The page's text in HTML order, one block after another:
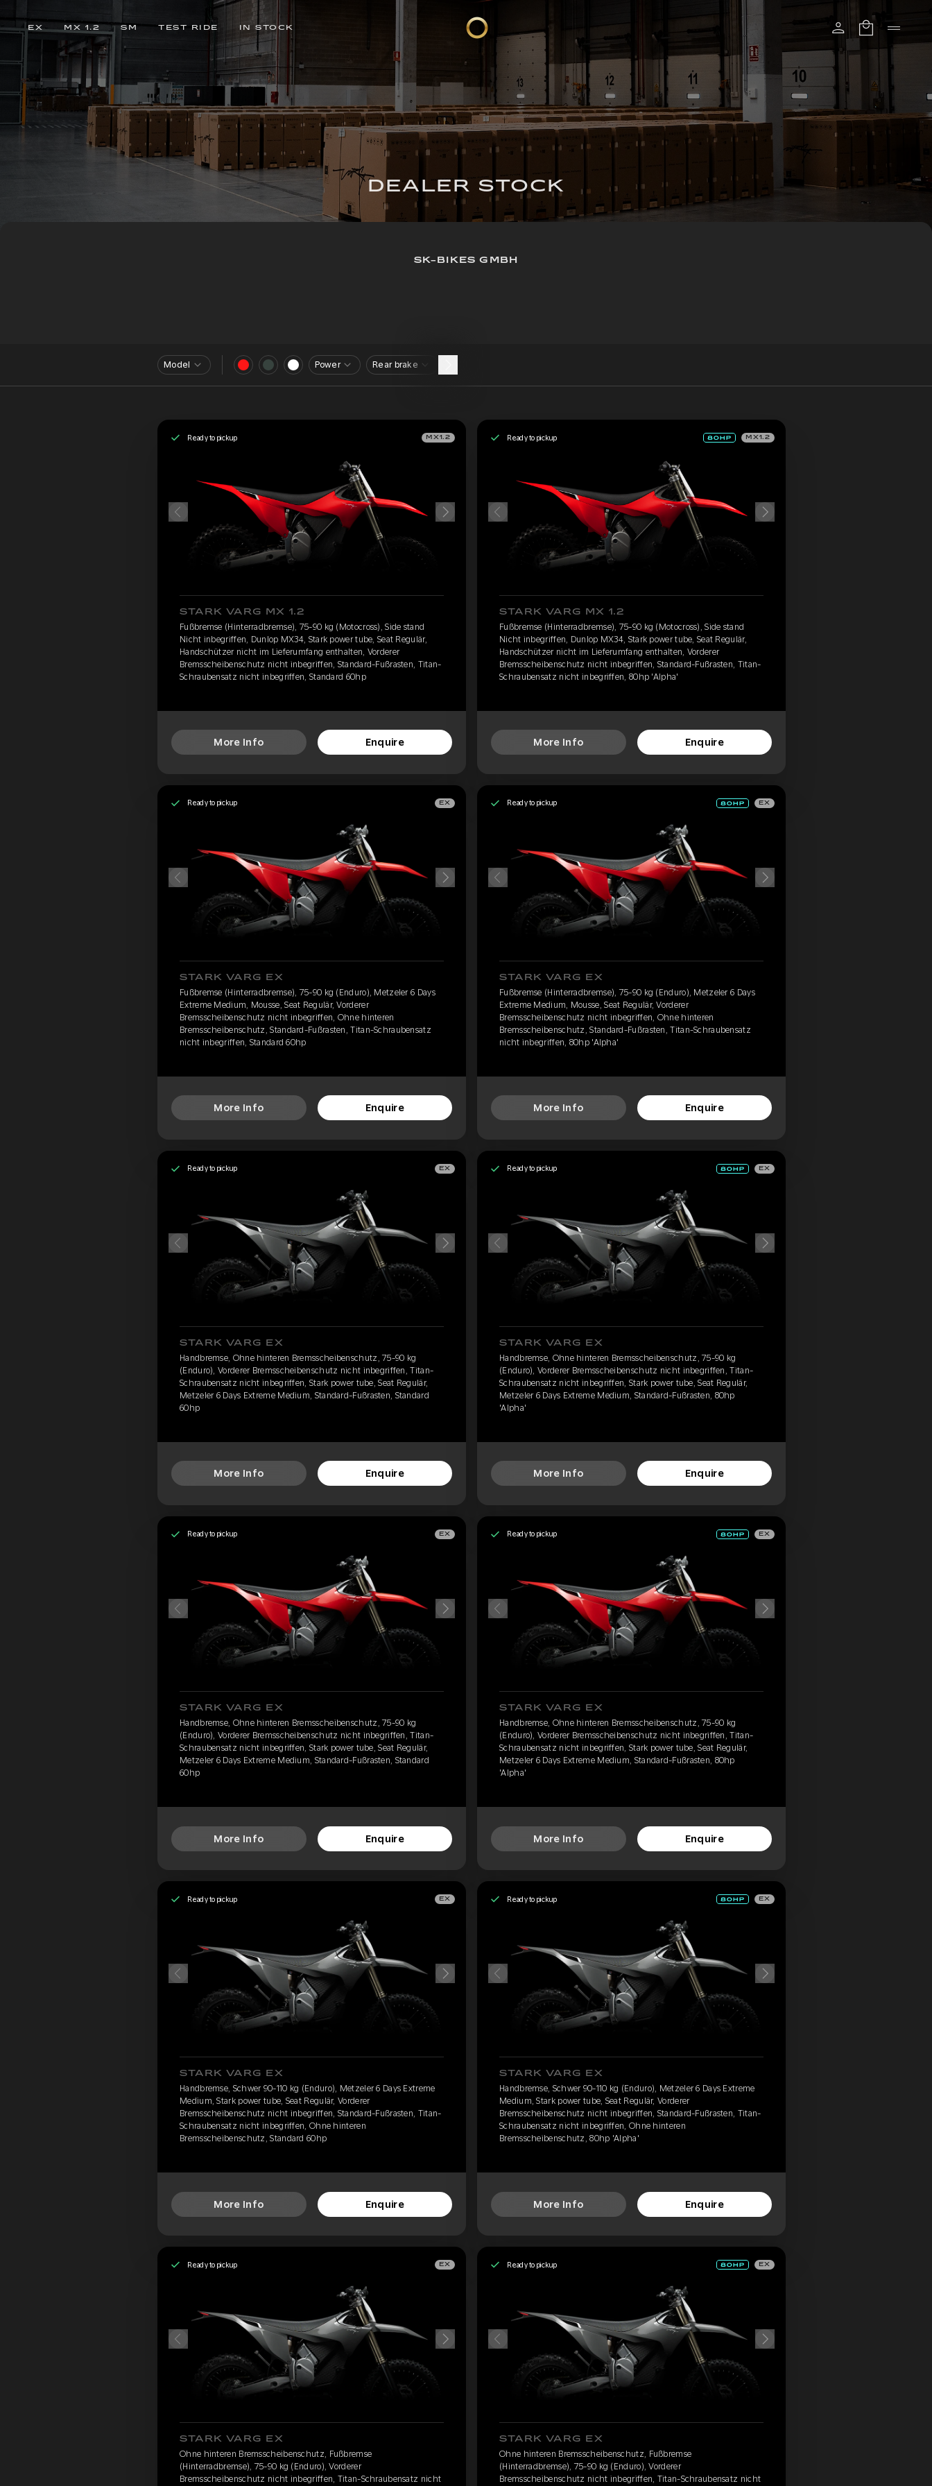
EX MX 1.2 SM TEST RIDE IN STOCK
DEALER STOCK
SK-BIKES GMBH
Model Power Rear brake
Ready to pickup MX1.2
STARK VARG MX 1.2
Fußbremse (Hinterradbremse), 75-90 kg (Motocross), Side stand
Nicht inbegriffen, Dunlop MX34, Stark power tube, Seat Regulär,
Handschützer nicht im Lieferumfang enthalten, Vorderer
Bremsscheibenschutz nicht inbegriffen, Standard-Fußrasten, Titan-
Schraubensatz nicht inbegriffen, Standard 60hp
More Info Enquire
Ready to pickup MX1.2
STARK VARG MX 1.2
Fußbremse (Hinterradbremse), 75-90 kg (Motocross), Side stand
Nicht inbegriffen, Dunlop MX34, Stark power tube, Seat Regulär,
Handschützer nicht im Lieferumfang enthalten, Vorderer
Bremsscheibenschutz nicht inbegriffen, Standard-Fußrasten, Titan-
Schraubensatz nicht inbegriffen, 80hp 'Alpha'
More Info Enquire
Ready to pickup EX
STARK VARG EX
Fußbremse (Hinterradbremse), 75-90 kg (Enduro), Metzeler 6 Days
Extreme Medium, Mousse, Seat Regulär, Vorderer
Bremsscheibenschutz nicht inbegriffen, Ohne hinteren
Bremsscheibenschutz, Standard-Fußrasten, Titan-Schraubensatz
nicht inbegriffen, Standard 60hp
More Info Enquire
Ready to pickup EX
STARK VARG EX
Fußbremse (Hinterradbremse), 75-90 kg (Enduro), Metzeler 6 Days
Extreme Medium, Mousse, Seat Regulär, Vorderer
Bremsscheibenschutz nicht inbegriffen, Ohne hinteren
Bremsscheibenschutz, Standard-Fußrasten, Titan-Schraubensatz
nicht inbegriffen, 80hp 'Alpha'
More Info Enquire
Ready to pickup EX
STARK VARG EX
Handbremse, Ohne hinteren Bremsscheibenschutz, 75-90 kg
(Enduro), Vorderer Bremsscheibenschutz nicht inbegriffen, Titan-
Schraubensatz nicht inbegriffen, Stark power tube, Seat Regulär,
Metzeler 6 Days Extreme Medium, Standard-Fußrasten, Standard
60hp
More Info Enquire
Ready to pickup EX
STARK VARG EX
Handbremse, Ohne hinteren Bremsscheibenschutz, 75-90 kg
(Enduro), Vorderer Bremsscheibenschutz nicht inbegriffen, Titan-
Schraubensatz nicht inbegriffen, Stark power tube, Seat Regulär,
Metzeler 6 Days Extreme Medium, Standard-Fußrasten, 80hp
'Alpha'
More Info Enquire
Ready to pickup EX
STARK VARG EX
Handbremse, Ohne hinteren Bremsscheibenschutz, 75-90 kg
(Enduro), Vorderer Bremsscheibenschutz nicht inbegriffen, Titan-
Schraubensatz nicht inbegriffen, Stark power tube, Seat Regulär,
Metzeler 6 Days Extreme Medium, Standard-Fußrasten, Standard
60hp
More Info Enquire
Ready to pickup EX
STARK VARG EX
Handbremse, Ohne hinteren Bremsscheibenschutz, 75-90 kg
(Enduro), Vorderer Bremsscheibenschutz nicht inbegriffen, Titan-
Schraubensatz nicht inbegriffen, Stark power tube, Seat Regulär,
Metzeler 6 Days Extreme Medium, Standard-Fußrasten, 80hp
'Alpha'
More Info Enquire
Ready to pickup EX
STARK VARG EX
Handbremse, Schwer 90-110 kg (Enduro), Metzeler 6 Days Extreme
Medium, Stark power tube, Seat Regulär, Vorderer
Bremsscheibenschutz nicht inbegriffen, Standard-Fußrasten, Titan-
Schraubensatz nicht inbegriffen, Ohne hinteren
Bremsscheibenschutz, Standard 60hp
More Info Enquire
Ready to pickup EX
STARK VARG EX
Handbremse, Schwer 90-110 kg (Enduro), Metzeler 6 Days Extreme
Medium, Stark power tube, Seat Regulär, Vorderer
Bremsscheibenschutz nicht inbegriffen, Standard-Fußrasten, Titan-
Schraubensatz nicht inbegriffen, Ohne hinteren
Bremsscheibenschutz, 80hp 'Alpha'
More Info Enquire
Ready to pickup EX
STARK VARG EX
Ohne hinteren Bremsscheibenschutz, Fußbremse
(Hinterradbremse), 75-90 kg (Enduro), Vorderer
Bremsscheibenschutz nicht inbegriffen, Titan-Schraubensatz nicht
Ready to pickup EX
STARK VARG EX
Ohne hinteren Bremsscheibenschutz, Fußbremse
(Hinterradbremse), 75-90 kg (Enduro), Vorderer
Bremsscheibenschutz nicht inbegriffen, Titan-Schraubensatz nicht